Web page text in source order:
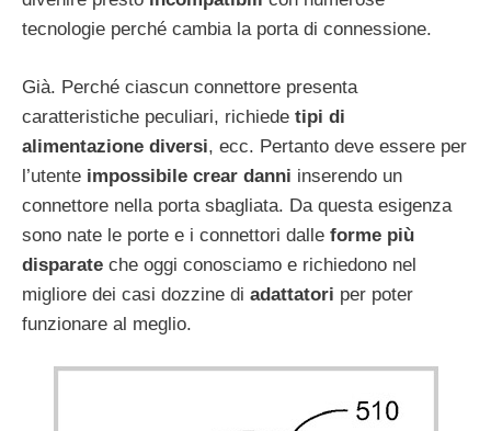
tecnologie perché cambia la porta di connessione.
Già. Perché ciascun connettore presenta
caratteristiche peculiari, richiede tipi di
alimentazione diversi, ecc. Pertanto deve essere per
l’utente impossibile crear danni inserendo un
connettore nella porta sbagliata. Da questa esigenza
sono nate le porte e i connettori dalle forme più
disparate che oggi conosciamo e richiedono nel
migliore dei casi dozzine di adattatori per poter
funzionare al meglio.